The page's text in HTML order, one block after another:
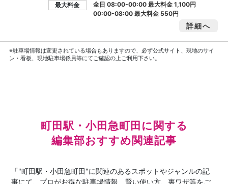
最大料金
全日 08:00-00:00 最大料金1,100円
00:00-08:00 最大料金 550円
詳細へ
※駐車場情報は変更されている場合もありますので、必ず公式サイト、現地のサイ
ン・看板、現地駐車場係員等にてご確認の上ご利用下さい。
町田駅・小田急町田に関する
編集部おすすめ関連記事
「"町田駅・小田急町田"に関連のあるスポットやジャンルの記
事にて、プロがお得な駐車場情報、賢い使い方、裏ワザ等をご